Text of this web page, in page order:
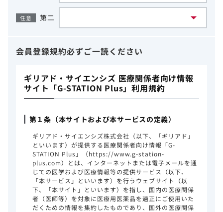
任意 第二
会員登録規約必ずご一読ください
ギリアド・サイエンシズ 医療関係者向け情報
サイト「G-STATION Plus」利用規約
第１条（本サイトおよび本サービスの定義）
ギリアド・サイエンシズ株式会社（以下、「ギリアド」
といいます）が提供する医療関係者向け情報「G-
STATION Plus」（https://www.g-station-
plus.com）とは、インターネットまたは電子メールを通
じての医学および医療情報等の提供サービス（以下、
「本サービス」といいます）を行うウェブサイト（以
下、「本サイト」といいます）を指し、国内の医療関係
者（医師等）を対象に医療用医薬品を適正にご使用いた
だくための情報を集約したものであり、国外の医療関係